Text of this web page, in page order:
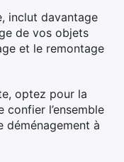
inclut davantage
de vos objets
et le remontage
optez pour la
confier l’ensemble
à